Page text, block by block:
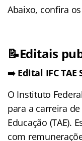
Abaixo, confira
📝Editais
➡️ Edital IFC
O Instituto
para a carreira
Educação (TAE).
com